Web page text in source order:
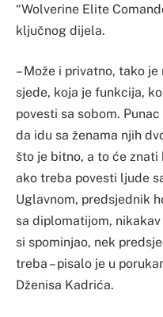
“Wolverine Elite
ključnog dijela.
– Može i privatno, tako
sjede, koja je funkcija,
povesti sa sobom.
da idu sa ženama njih
što je bitno, a to će
ako treba povesti ljude
Uglavnom, predsjednik
sa diplomatijom,
si spominjao, nek
treba – pisalo je u
Dženisa Kadrića.